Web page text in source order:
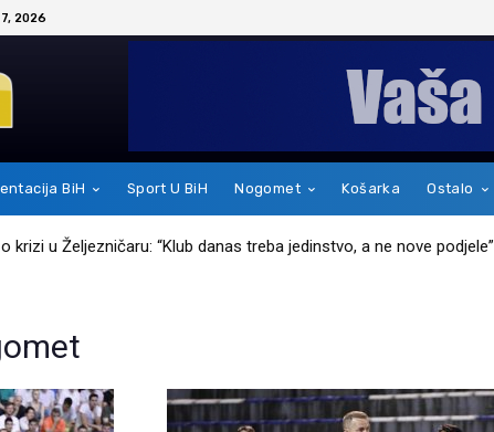
2026
BiH Sport U BiH Nogomet Košarka Ostalo
krizi u Željezničaru: “Klub danas treba jedinstvo, a ne nove podjele”